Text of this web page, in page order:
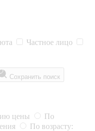
Частное лицо
Сохранить поиск
цены
По
По возрасту: